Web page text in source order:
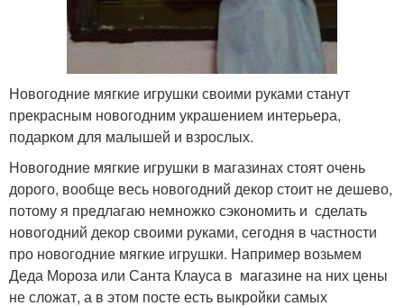
Новогодние мягкие игрушки своими руками станут
прекрасным новогодним украшением интерьера,
подарком для малышей и взрослых.
Новогодние мягкие игрушки в магазинах стоят очень
дорого, вообще весь новогодний декор стоит не дешево,
потому я предлагаю немножко сэкономить и сделать
новогодний декор своими руками, сегодня в частности
про новогодние мягкие игрушки. Например возьмем
Деда Мороза или Санта Клауса в магазине на них цены
не сложат, а в этом посте есть выкройки самых